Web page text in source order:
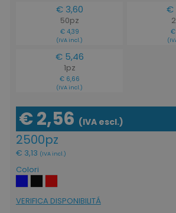
€ 3,60
50pz
€ 4,39
(IVA incl.)
€
€
€ 5,46
1pz
€ 6,66
(IVA incl.)
€ 2,56 (IVA escl.)
2500pz
€ 3,13 (IVA incl.)
Colori
VERIFICA DISPONIBILITÁ